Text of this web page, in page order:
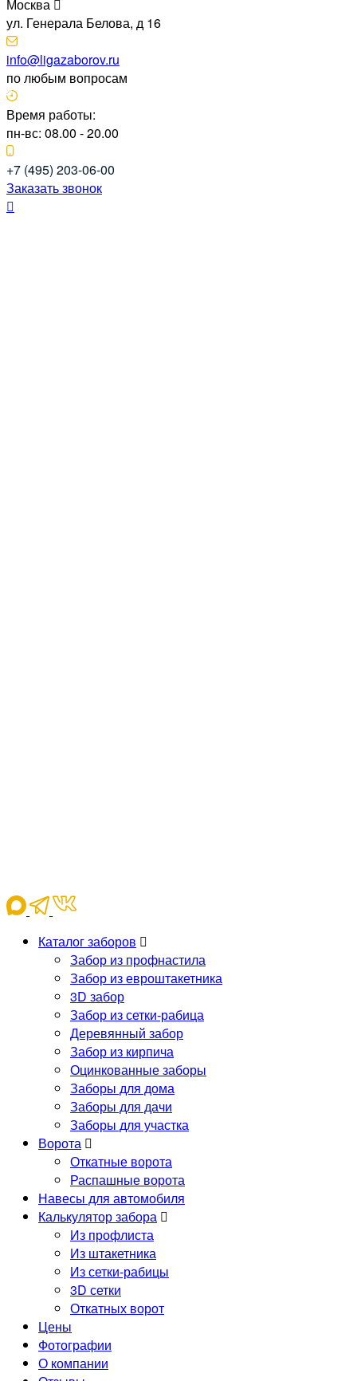
Москва
ул. Генерала Белова, д 16
info@ligazaborov.ru
по любым вопросам
Время работы:
пн-вс: 08.00 - 20.00
+7 (495) 203-06-00
Заказать звонок
Каталог заборов
Забор из профнастила
Забор из евроштакетника
3D забор
Забор из сетки-рабица
Деревянный забор
Забор из кирпича
Оцинкованные заборы
Заборы для дома
Заборы для дачи
Заборы для участка
Ворота
Откатные ворота
Распашные ворота
Навесы для автомобиля
Калькулятор забора
Из профлиста
Из штакетника
Из сетки-рабицы
3D сетки
Откатных ворот
Цены
Фотографии
О компании